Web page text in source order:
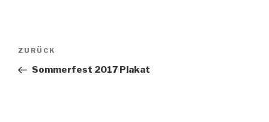
Beitragsnavigation
Vorheriger
Beitrag
ZURÜCK
Sommerfest 2017 Plakat